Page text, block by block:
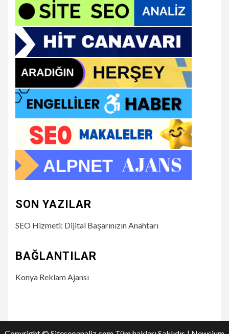
SON YAZILAR
SEO Hizmeti: Dijital Başarınızın Anahtarı
BAĞLANTILAR
Konya Reklam Ajansı